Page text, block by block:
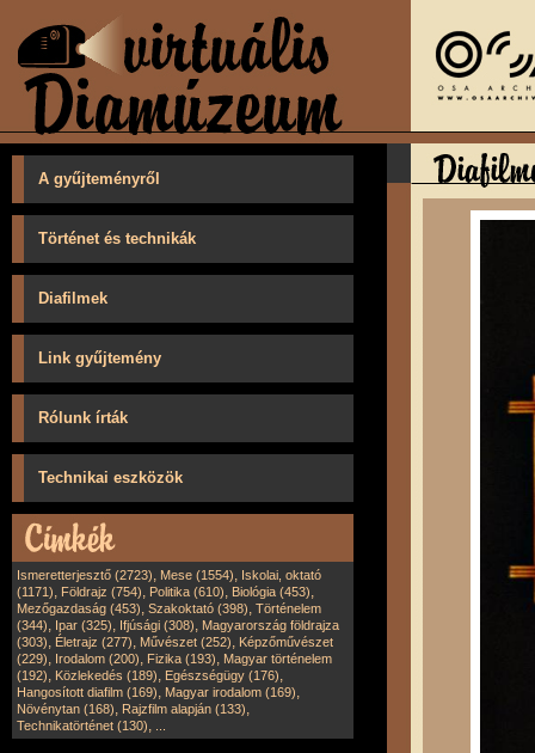
A gyűjteményről
Történet és technikák
Diafilmek
Link gyűjtemény
Rólunk írták
Technikai eszközök
Ismeretterjesztő (2723), Mese (1554), Iskolai, oktató
(1171), Földrajz (754), Politika (610), Biológia (453),
Mezőgazdaság (453), Szakoktató (398), Történelem
(344), Ipar (325), Ifjúsági (308), Magyarország földrajza
(303), Életrajz (277), Művészet (252), Képzőművészet
(229), Irodalom (200), Fizika (193), Magyar történelem
(192), Közlekedés (189), Egészségügy (176),
Hangosított diafilm (169), Magyar irodalom (169),
Növénytan (168), Rajzfilm alapján (133),
Technikatörténet (130),